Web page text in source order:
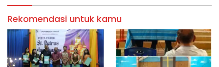
Rekomendasi untuk kamu